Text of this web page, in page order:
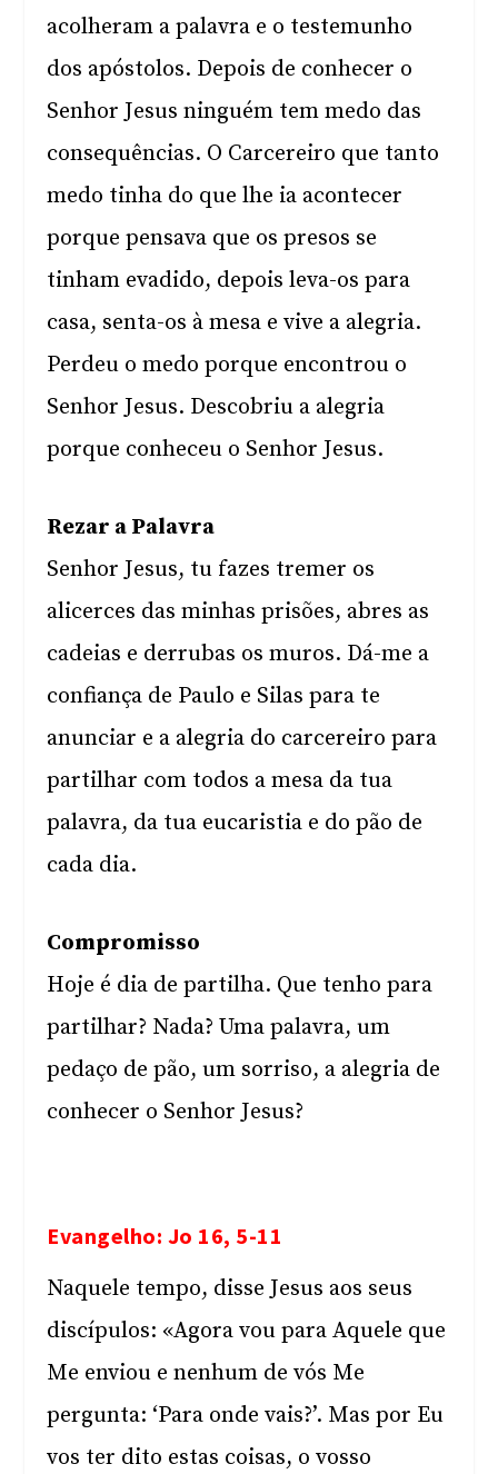
acolheram a palavra e o testemunho
dos apóstolos. Depois de conhecer o
Senhor Jesus ninguém tem medo das
consequências. O Carcereiro que tanto
medo tinha do que lhe ia acontecer
porque pensava que os presos se
tinham evadido, depois leva-os para
casa, senta-os à mesa e vive a alegria.
Perdeu o medo porque encontrou o
Senhor Jesus. Descobriu a alegria
porque conheceu o Senhor Jesus.
Rezar a Palavra
Senhor Jesus, tu fazes tremer os
alicerces das minhas prisões, abres as
cadeias e derrubas os muros. Dá-me a
confiança de Paulo e Silas para te
anunciar e a alegria do carcereiro para
partilhar com todos a mesa da tua
palavra, da tua eucaristia e do pão de
cada dia.
Compromisso
Hoje é dia de partilha. Que tenho para
partilhar? Nada? Uma palavra, um
pedaço de pão, um sorriso, a alegria de
conhecer o Senhor Jesus?
Evangelho: Jo 16, 5-11
Naquele tempo, disse Jesus aos seus
discípulos: «Agora vou para Aquele que
Me enviou e nenhum de vós Me
pergunta: ‘Para onde vais?’. Mas por Eu
vos ter dito estas coisas, o vosso